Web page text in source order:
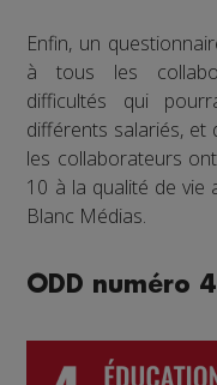
Enfin, un
à tous les
difficultés qui
différents salariés, et
les collaborateurs
10 à la qualité de vie
Blanc Médias.
ODD numéro